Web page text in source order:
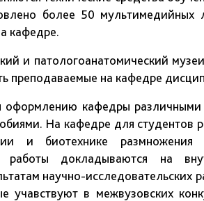
более 50
кафедре.
патологоанатомический музеи
преподаваемые на кафедре
кафедры различными
На кафедре для студентов
и биотехнике размножения
докладываются на
научно-исследовательских
учавствуют в межвузовских